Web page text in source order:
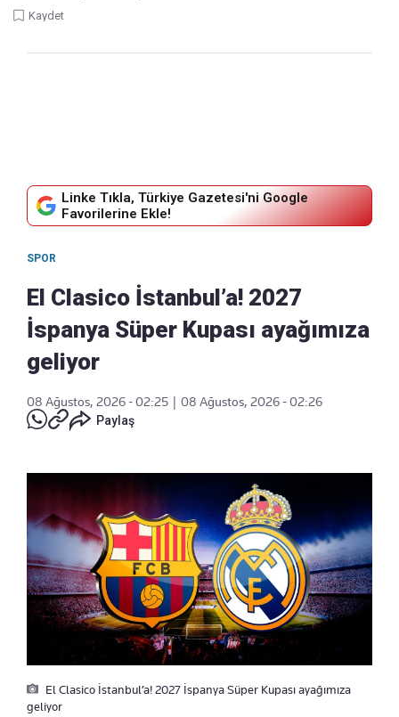
Kaydet
Linke Tıkla, Türkiye Gazetesi'ni Google
Favorilerine Ekle!
SPOR
El Clasico İstanbul’a! 2027
İspanya Süper Kupası ayağımıza
geliyor
08 Ağustos, 2026 - 02:25
08 Ağustos, 2026 - 02:26
Paylaş
El Clasico İstanbul’a! 2027 İspanya Süper Kupası ayağımıza
geliyor